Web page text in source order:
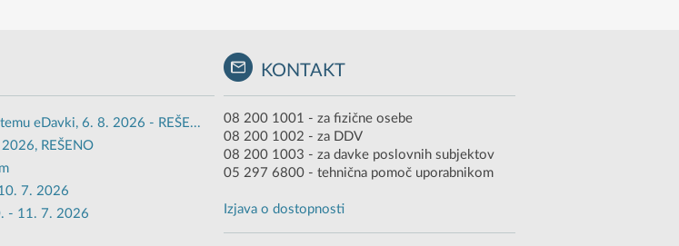
eDavki, 6. 8. 2026 - REŠE...
REŠENO
7. 2026
- 11. 7. 2026
KONTAKT
08 200 1001 - za fizične osebe
08 200 1002 - za DDV
08 200 1003 - za davke poslovnih subjektov
05 297 6800 - tehnična pomoč uporabnikom
Izjava o dostopnosti